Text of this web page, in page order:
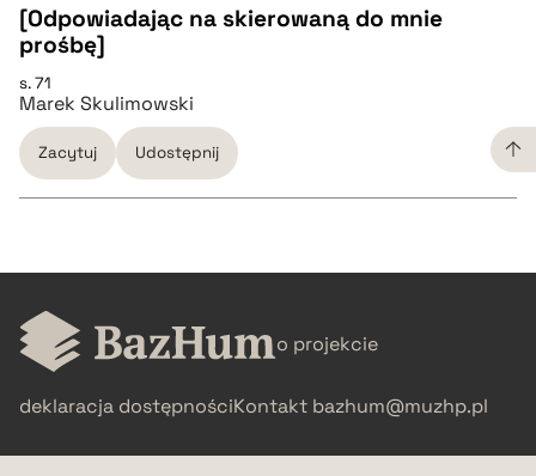
pobierz cytat
CZYSTY TEKST
pobierz cytat
BIBTEX
pobierz cytat
[Odpowiadając na skierowaną do mnie
prośbę]
s. 71
Marek Skulimowski
Zacytuj Udostępnij
CZYSTY TEKST
pobierz cytat
BIBTEX
o projekcie
deklaracja dostępnościKontakt bazhum@muzhp.pl